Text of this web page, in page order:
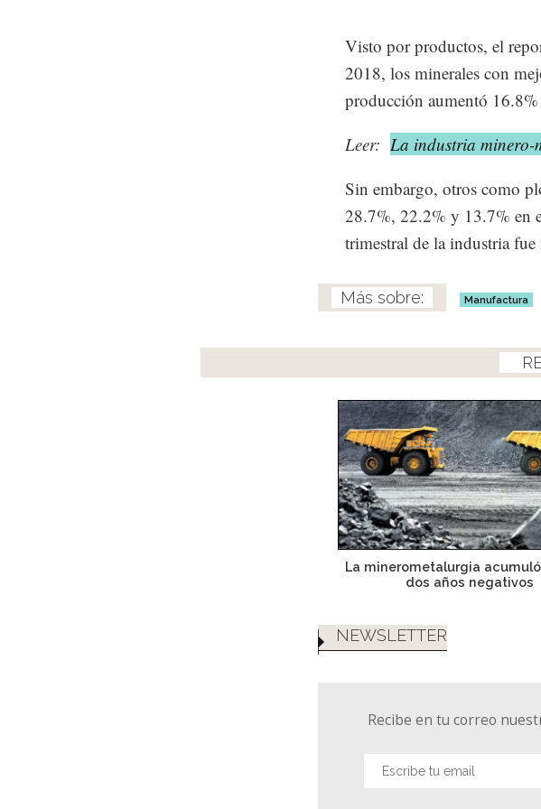
Visto por productos, el
2018, los minerales con
producción aumentó
Leer: La industria minero-
Sin embargo, otros como
28.7%, 22.2% y 13.7% en
trimestral de la industria fue
Manufactura
La minerometalurgia
dos años negativos
NEWSLETTER
Recibe en tu correo